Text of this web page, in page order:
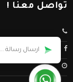
تواصل معنا !